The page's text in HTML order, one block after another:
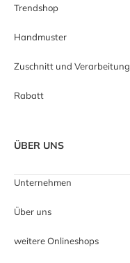
Trendshop
Handmuster
Zuschnitt und Verarbeitung
Rabatt
ÜBER UNS
Unternehmen
Über uns
weitere Onlineshops